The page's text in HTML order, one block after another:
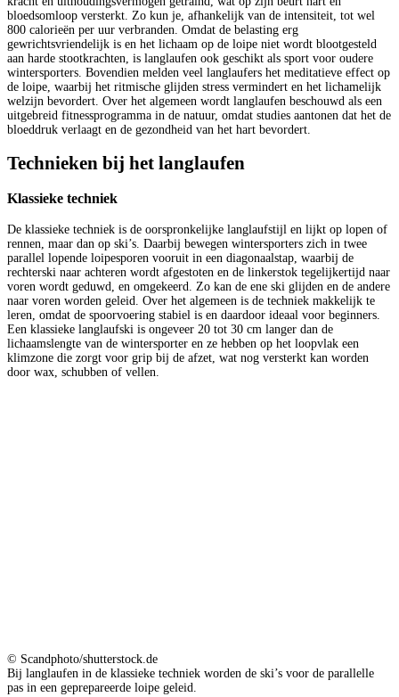
bloedsomloop versterkt. Zo kun je, afhankelijk van de intensiteit, tot wel
800 calorieën per uur verbranden. Omdat de belasting erg
gewrichtsvriendelijk is en het lichaam op de loipe niet wordt blootgesteld
aan harde stootkrachten, is langlaufen ook geschikt als sport voor oudere
wintersporters. Bovendien melden veel langlaufers het meditatieve effect op
de loipe, waarbij het ritmische glijden stress vermindert en het lichamelijk
welzijn bevordert. Over het algemeen wordt langlaufen beschouwd als een
uitgebreid fitnessprogramma in de natuur, omdat studies aantonen dat het de
bloeddruk verlaagt en de gezondheid van het hart bevordert.
Technieken bij het langlaufen
Klassieke techniek
De klassieke techniek is de oorspronkelijke langlaufstijl en lijkt op lopen of
rennen, maar dan op ski’s. Daarbij bewegen wintersporters zich in twee
parallel lopende loipesporen vooruit in een diagonaalstap, waarbij de
rechterski naar achteren wordt afgestoten en de linkerstok tegelijkertijd naar
voren wordt geduwd, en omgekeerd. Zo kan de ene ski glijden en de andere
naar voren worden geleid. Over het algemeen is de techniek makkelijk te
leren, omdat de spoorvoering stabiel is en daardoor ideaal voor beginners.
Een klassieke langlaufski is ongeveer 20 tot 30 cm langer dan de
lichaamslengte van de wintersporter en ze hebben op het loopvlak een
klimzone die zorgt voor grip bij de afzet, wat nog versterkt kan worden
door wax, schubben of vellen.
© Scandphoto/shutterstock.de
Bij langlaufen in de klassieke techniek worden de ski’s voor de parallelle
pas in een geprepareerde loipe geleid.